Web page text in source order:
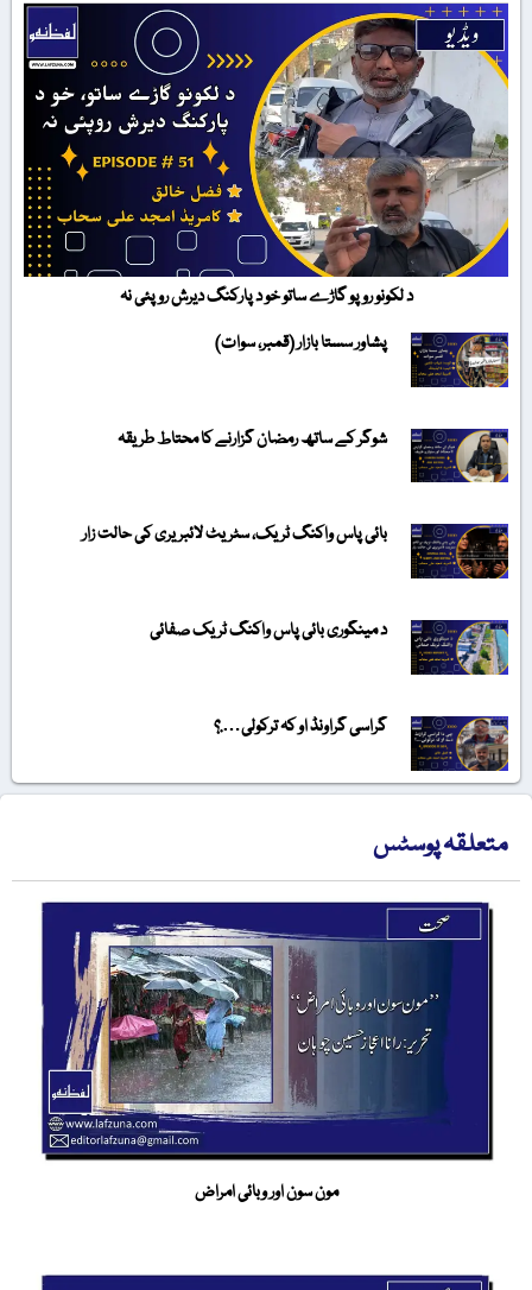
د لکونو روپو گاڑے ساتو خو د پارکنگ دیرش روپئی نہ
پشاور سستا بازار (قمبر، سوات)
شوگر کے ساتھ رمضان گزارنے کا محتاط طریقہ
بائی پاس واکنگ ٹریک، سٹریٹ لائبریری کی حالت زار
د مینگوری بائی پاس واکنگ ٹریک صفائی
گراسی گراونڈ او کہ ترکولی….؟
متعلقہ پوسٹس
مون سون اور وبائی امراض